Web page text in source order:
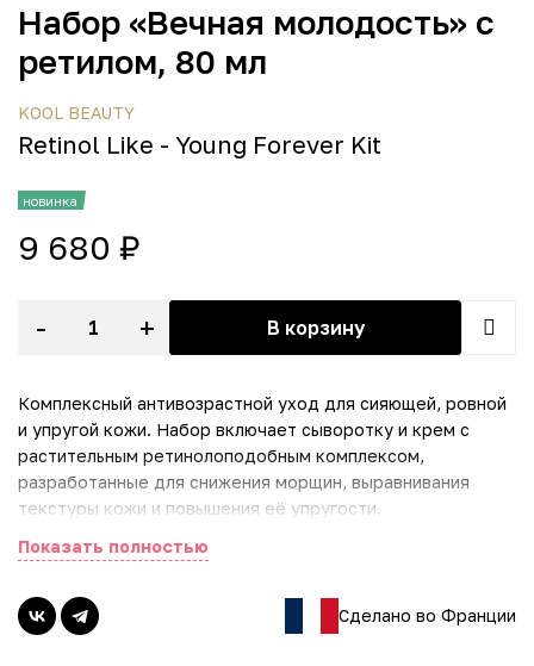
Набор «Вечная молодость» с
ретилом, 80 мл
KOOL BEAUTY
Retinol Like - Young Forever Kit
новинка
9 680 ₽
- + В корзину
Комплексный антивозрастной уход для сияющей, ровной
и упругой кожи. Набор включает сыворотку и крем с
растительным ретинолоподобным комплексом,
разработанные для снижения морщин, выравнивания
текстуры кожи и повышения её упругости.
Состав набора:
Мягкая, но эффективная формула с 1% растительного
ретинолоподобного комплекса и пребиотиками.
Показать полностью
Сделано во Франции